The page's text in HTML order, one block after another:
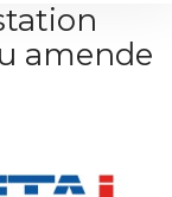
amende